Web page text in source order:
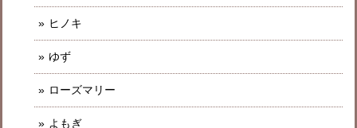
ヒノキ
ゆず
ローズマリー
よもぎ